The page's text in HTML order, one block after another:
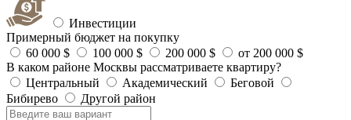
Инвестиции
Примерный бюджет на покупку
60 000 $
100 000 $ 200 000 $
от 200 000 $
В каком районе Москвы рассматриваете квартиру?
Центральный
Академический
Беговой
Бибирево
Другой район